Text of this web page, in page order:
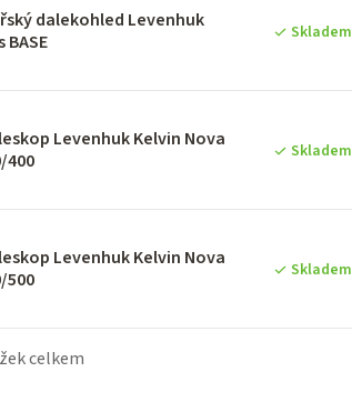
dalekohled Levenhuk
BASE
Skladem
Levenhuk Kelvin Nova
400
Skladem
Levenhuk Kelvin Nova
500
Skladem
celkem